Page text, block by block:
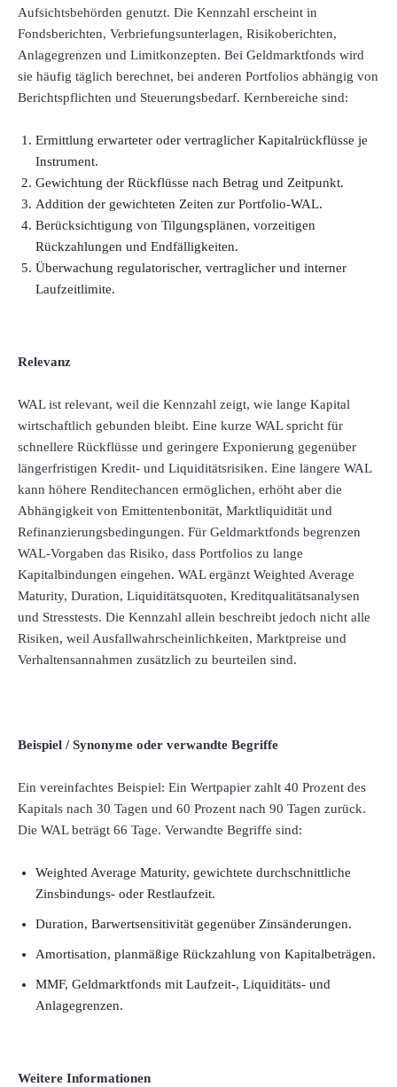
Aufsichtsbehörden genutzt. Die Kennzahl erscheint in
Fondsberichten, Verbriefungsunterlagen, Risikoberichten,
Anlagegrenzen und Limitkonzepten. Bei Geldmarktfonds wird
sie häufig täglich berechnet, bei anderen Portfolios abhängig von
Berichtspflichten und Steuerungsbedarf. Kernbereiche sind:
Ermittlung erwarteter oder vertraglicher Kapitalrückflüsse je
Instrument.
Gewichtung der Rückflüsse nach Betrag und Zeitpunkt.
Addition der gewichteten Zeiten zur Portfolio-WAL.
Berücksichtigung von Tilgungsplänen, vorzeitigen
Rückzahlungen und Endfälligkeiten.
Überwachung regulatorischer, vertraglicher und interner
Laufzeitlimite.
Relevanz
WAL ist relevant, weil die Kennzahl zeigt, wie lange Kapital
wirtschaftlich gebunden bleibt. Eine kurze WAL spricht für
schnellere Rückflüsse und geringere Exponierung gegenüber
längerfristigen Kredit- und Liquiditätsrisiken. Eine längere WAL
kann höhere Renditechancen ermöglichen, erhöht aber die
Abhängigkeit von Emittentenbonität, Marktliquidität und
Refinanzierungsbedingungen. Für Geldmarktfonds begrenzen
WAL-Vorgaben das Risiko, dass Portfolios zu lange
Kapitalbindungen eingehen. WAL ergänzt Weighted Average
Maturity, Duration, Liquiditätsquoten, Kreditqualitätsanalysen
und Stresstests. Die Kennzahl allein beschreibt jedoch nicht alle
Risiken, weil Ausfallwahrscheinlichkeiten, Marktpreise und
Verhaltensannahmen zusätzlich zu beurteilen sind.
Beispiel / Synonyme oder verwandte Begriffe
Ein vereinfachtes Beispiel: Ein Wertpapier zahlt 40 Prozent des
Kapitals nach 30 Tagen und 60 Prozent nach 90 Tagen zurück.
Die WAL beträgt 66 Tage. Verwandte Begriffe sind:
Weighted Average Maturity, gewichtete durchschnittliche
Zinsbindungs- oder Restlaufzeit.
Duration, Barwertsensitivität gegenüber Zinsänderungen.
Amortisation, planmäßige Rückzahlung von Kapitalbeträgen.
MMF, Geldmarktfonds mit Laufzeit-, Liquiditäts- und
Anlagegrenzen.
Weitere Informationen